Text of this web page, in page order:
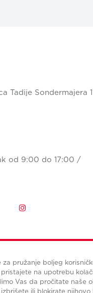
za pružanje boljeg
na upotrebu
Vas da pročitate naše
ili blokirate njihovo
Tadije Sondermajera
od 9:00 do 17:00 /
© Copyright